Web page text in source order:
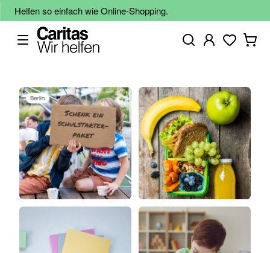
Helfen so einfach wie Online-Shopping.
Zum
Ende
der
Bildgalerie
springen